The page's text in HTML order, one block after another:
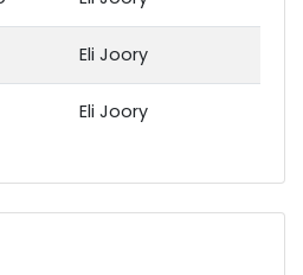
Eli Joory
Eli Joory